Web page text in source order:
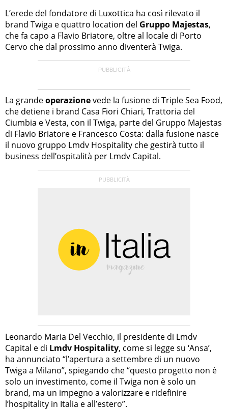
L’erede del fondatore di Luxottica ha così rilevato il
brand Twiga e quattro location del Gruppo Majestas,
che fa capo a Flavio Briatore, oltre al locale di Porto
Cervo che dal prossimo anno diventerà Twiga.
La grandeoperazionevede la fusione di Triple Sea Food,
che detiene i brand Casa Fiori Chiari, Trattoria del
Ciumbia e Vesta, con il Twiga, parte del Gruppo Majestas
di Flavio Briatore e Francesco Costa: dalla fusione nasce
il nuovo gruppo Lmdv Hospitality che gestirà tutto il
business dell’ospitalità per Lmdv Capital.
Leonardo Maria Del Vecchio, il presidente di Lmdv
Capital e di Lmdv Hospitality, come si legge su ‘Ansa’,
ha annunciato “l’apertura a settembre di un nuovo
Twiga a Milano”, spiegando che “questo progetto non è
solo un investimento, come il Twiga non è solo un
brand, ma un impegno a valorizzare e ridefinire
l’hospitality in Italia e all’estero”.